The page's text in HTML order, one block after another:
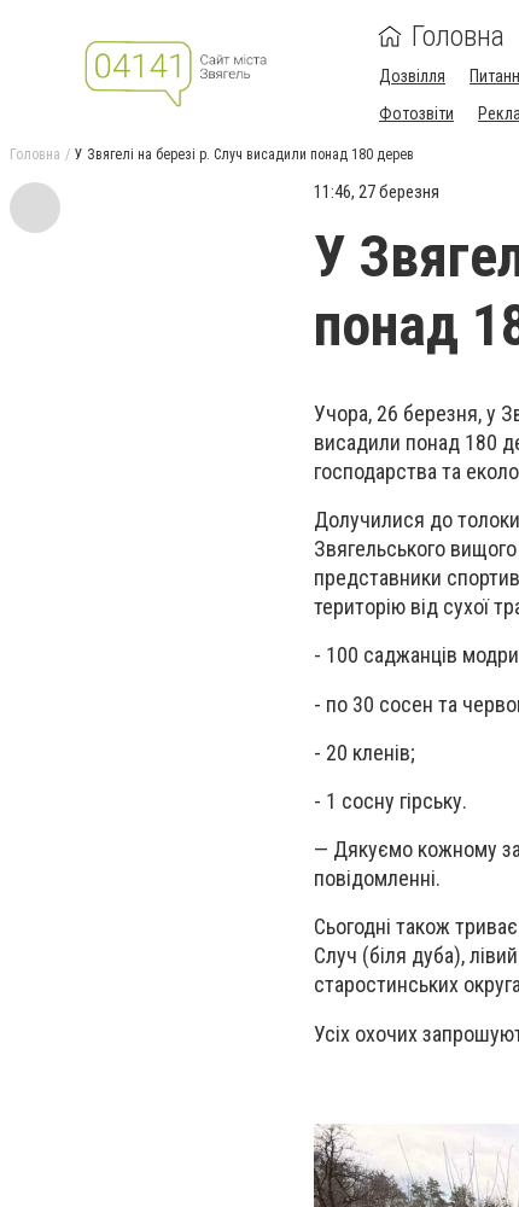
Головна
Дозвілля
Фотозвіти
Головна У Звягелі на березі р. Случ висадили понад 180 дерев
11:46, 27 березня
У
понад
Учора, 26 березня, у
висадили понад 180
господарства та
Долучилися до толоки
Звягельського
представники
територію від сухої
- 100 саджанців
- по 30 сосен та
- 20 кленів;
- 1 сосну гірську.
— Дякуємо кожному за
повідомленні.
Сьогодні також
Случ (біля дуба),
старостинських
Усіх охочих